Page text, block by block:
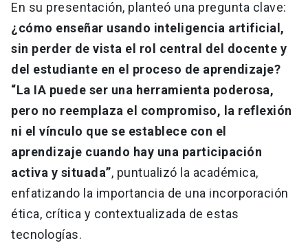
En su presentación, planteó una pregunta clave:
¿cómo enseñar usando inteligencia artificial,
sin perder de vista el rol central del docente y
del estudiante en el proceso de aprendizaje?
“La IA puede ser una herramienta poderosa,
pero no reemplaza el compromiso, la reflexión
ni el vínculo que se establece con el
aprendizaje cuando hay una participación
activa y situada”, puntualizó la académica,
enfatizando la importancia de una incorporación
ética, crítica y contextualizada de estas
tecnologías.